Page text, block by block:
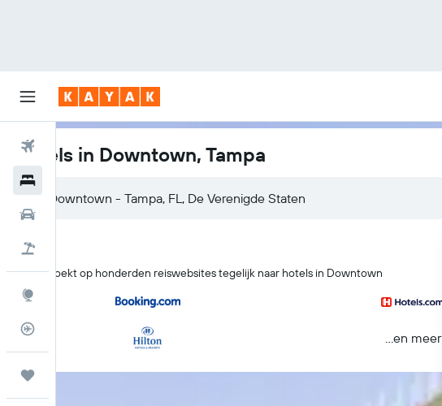
Vliegtickets
Trips
Hotels in Downtown, Tampa
KAYAK zoekt op honderden reiswebsites tegelijk naar hotels in Downtown
...en meer